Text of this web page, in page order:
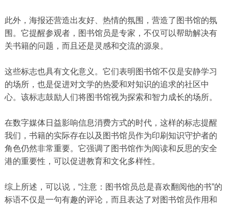
此外，海报还营造出友好、热情的氛围，营造了图书馆的氛
围。它提醒参观者，图书馆员是专家，不仅可以帮助解决有
关书籍的问题，而且还是灵感和交流的源泉。
这些标志也具有文化意义。它们表明图书馆不仅是安静学习
的场所，也是促进对文学的热爱和对知识的追求的社区中
心。该标志鼓励人们将图书馆视为探索和智力成长的场所。
在数字媒体日益影响信息消费方式的时代，这样的标志提醒
我们，书籍的实际存在以及图书馆员作为印刷知识守护者的
角色仍然非常重要。它强调了图书馆作为阅读和反思的安全
港的重要性，可以促进教育和文化多样性。
综上所述，可以说，“注意：图书馆员总是喜欢翻阅他的书”的
标语不仅是一句有趣的评论，而且表达了对图书馆员作用和